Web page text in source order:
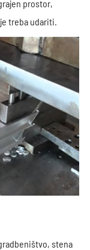
prostor,
treba udariti.
stena